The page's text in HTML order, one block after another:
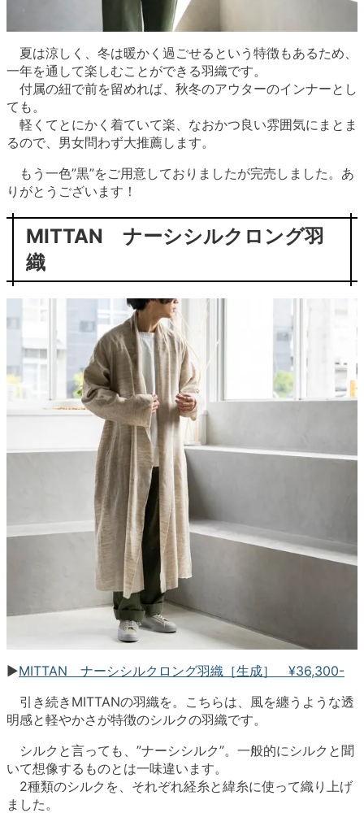
夏は涼しく、冬は暖かく過ごせるという特徴もあるため、
一年を通して楽しむことができる羽織です。
付属の紐で前を留めれば、秋冬のアウターのインナーとし
ても。
軽くてとにかく着ていて楽、なおかつ良い雰囲気にまとま
るので、男女問わず大推薦します。
もう一色”黒”をご用意しておりましたが完売しました。あ
りがとうございます！
MITTAN ナーシシルクロング羽
織
▶︎MITTAN ナーシシルクロング羽織［生成］ ¥36,300-
引き続きMITTANの羽織を。こちらは、風を纏うような透
明感と軽やかさが特徴のシルクの羽織です。
シルクと言っても、”ナーシシルク”。一般的にシルクと聞
いて想像するものとは一味違います。
2種類のシルクを、それぞれ経糸と緯糸に使って織り上げ
ました。